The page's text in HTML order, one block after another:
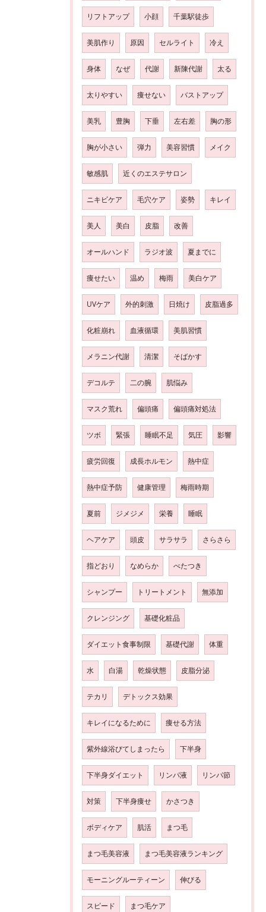
リフトアップ 小顔 千葉駅徒歩
美肌作り 原因 セルライト 冷え
身体 なぜ 代謝 新陳代謝 太る
太りやすい 痩せない バストアップ
美乳 豊胸 下垂 左右差 胸の形
胸が小さい 弾力 美容習慣 メイク
敏感肌 近くのエステサロン
ニキビケア 毛穴ケア 姿勢 キレイ
美人 美白 皮脂 改善
オールハンド ラジオ波 夏までに
痩せたい 温め 梅雨 美白ケア
UVケア 外的刺激 日焼け 皮脂過多
化粧崩れ 血液循環 美肌習慣
メラニン代謝 清潔 そばかす
デコルテ 二の腕 肌悩み
マスク荒れ 偏頭痛 偏頭痛対処法
ツボ 緊張 睡眠不足 気圧 影響
疲労回復 成長ホルモン 熱中症
熱中症予防 健康管理 梅雨時期
夏前 ジメジメ 栄養 睡眠
ヘアケア 頭皮 サラサラ さらさら
指どおり なめらか べたつき
シャンプー トリートメント 無添加
クレンジング 基礎化粧品
ダイエット食事制限 基礎代謝 体重
水 白湯 乾燥状態 皮脂分泌
テカリ デトックス効果
キレイになるために 痩せる方法
紫外線浴びてしまったら 下半身
下半身ダイエット リンパ液 リンパ節
対策 下半身痩せ かさつき
ボディケア 肌活 まつ毛
まつ毛美容液 まつ毛美容液ランキング
モーニングルーティーン 伸びる
スピード まつ毛ケア